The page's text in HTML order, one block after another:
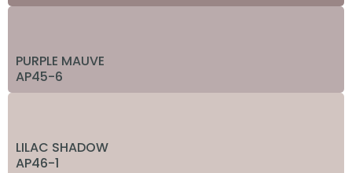
PURPLE MAUVE
AP45-6
LILAC SHADOW
AP46-1